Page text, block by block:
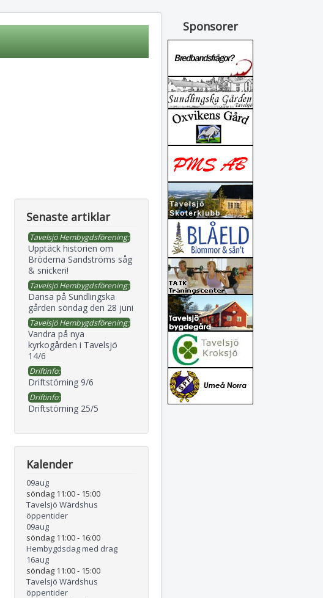
Senaste artiklar
Tavelsjö Hembygdsförening:
Upptäck historien om
Bröderna Sandströms såg
& snickeri!
Tavelsjö Hembygdsförening:
Dansa på Sundlingska
gården söndag den 28 juni
Tavelsjö Hembygdsförening:
Vandra på nya
kyrkogården i Tavelsjö
14/6
Driftinfo:
Driftstörning 9/6
Driftinfo:
Driftstörning 25/5
Kalender
09aug
söndag 11:00- 15:00
Tavelsjö Wärdshus
öppentider
09aug
söndag 11:00- 16:00
Hembygdsdag med drag
16aug
söndag 11:00- 15:00
Tavelsjö Wärdshus
öppentider
Sponsorer